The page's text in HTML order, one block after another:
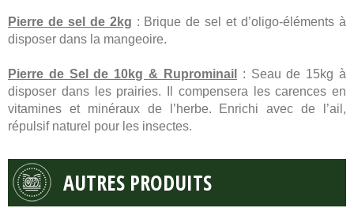
Pierre de sel de 2kg : Brique de sel et d’oligo-éléments à
disposer dans la mangeoire.
Pierre de Sel de 10kg & Ruprominail
: Seau de 15kg à
disposer dans les prairies. Il compensera les carences en
vitamines et minéraux de l’herbe. Enrichi avec de l’ail,
répulsif naturel pour les insectes.
AUTRES PRODUITS